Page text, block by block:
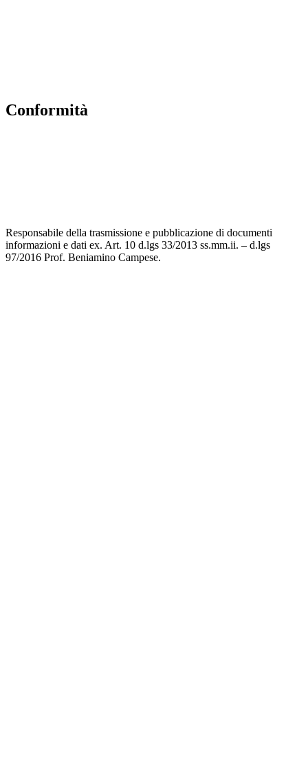
Conformità
Responsabile della trasmissione e pubblicazione di documenti
informazioni e dati ex. Art. 10 d.lgs 33/2013 ss.mm.ii. – d.lgs
97/2016 Prof. Beniamino Campese.